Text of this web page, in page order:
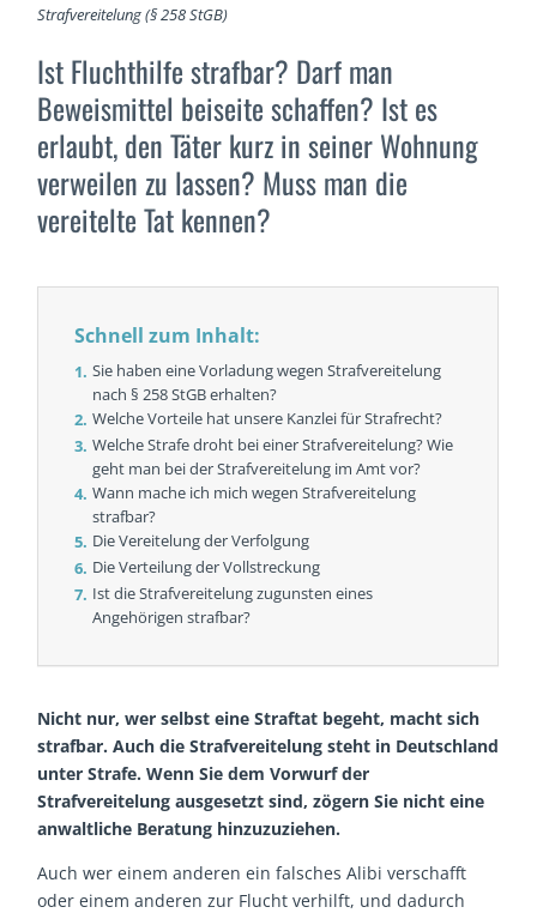
Strafvereitelung (§ 258 StGB)
Ist Fluchthilfe strafbar? Darf man
Beweismittel beiseite schaffen? Ist es
erlaubt, den Täter kurz in seiner Wohnung
verweilen zu lassen? Muss man die
vereitelte Tat kennen?
Schnell zum Inhalt:
Sie haben eine Vorladung wegen Strafvereitelung
nach § 258 StGB erhalten?
Welche Vorteile hat unsere Kanzlei für Strafrecht?
Welche Strafe droht bei einer Strafvereitelung? Wie
geht man bei der Strafvereitelung im Amt vor?
Wann mache ich mich wegen Strafvereitelung
strafbar?
Die Vereitelung der Verfolgung
Die Verteilung der Vollstreckung
Ist die Strafvereitelung zugunsten eines
Angehörigen strafbar?
Nicht nur, wer selbst eine Straftat begeht, macht sich
strafbar. Auch die Strafvereitelung steht in Deutschland
unter Strafe. Wenn Sie dem Vorwurf der
Strafvereitelung ausgesetzt sind, zögern Sie nicht eine
anwaltliche Beratung hinzuzuziehen.
Auch wer einem anderen ein falsches Alibi verschafft
oder einem anderen zur Flucht verhilft, und dadurch